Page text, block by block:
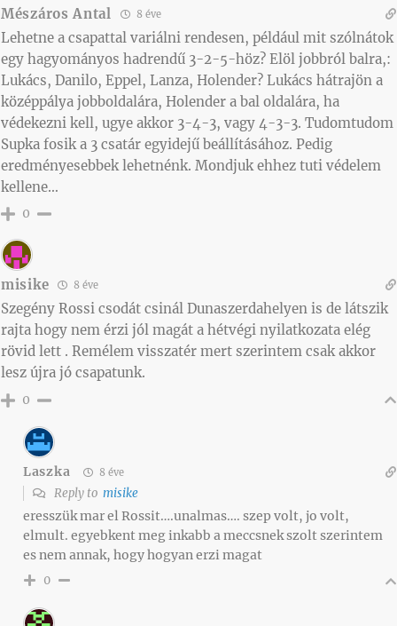
Mészáros Antal 8 éve
Lehetne a csapattal variálni rendesen, például mit szólnátok
egy hagyományos hadrendű 3-2-5-höz? Elöl jobbról balra,:
Lukács, Danilo, Eppel, Lanza, Holender? Lukács hátrajön a
középpálya jobboldalára, Holender a bal oldalára, ha
védekezni kell, ugye akkor 3-4-3, vagy 4-3-3. Tudomtudom
Supka fosik a 3 csatár egyidejű beállításához. Pedig
eredményesebbek lehetnénk. Mondjuk ehhez tuti védelem
kellene…
0
misike 8 éve
Szegény Rossi csodát csinál Dunaszerdahelyen is de látszik
rajta hogy nem érzi jól magát a hétvégi nyilatkozata elég
rövid lett . Remélem visszatér mert szerintem csak akkor
lesz újra jó csapatunk.
0
Laszka 8 éve
Reply to misike
eresszük mar el Rossit….unalmas…. szep volt, jo volt,
elmult. egyebkent meg inkabb a meccsnek szolt szerintem
es nem annak, hogy hogyan erzi magat
0